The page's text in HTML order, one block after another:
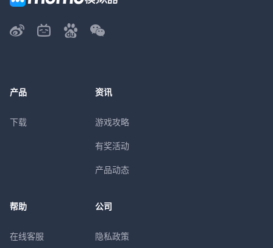
产品
下载
资讯
游戏攻略
有奖活动
产品动态
帮助
在线客服
公司
隐私政策